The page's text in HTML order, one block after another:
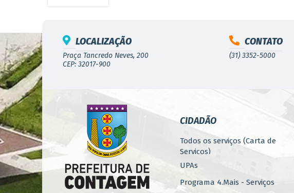
LOCALIZAÇÃO
Praça Tancredo Neves, 200
CEP: 32017-900
CONTATO
(31) 3352-5000
CIDADÃO
Todos os serviços (Carta de
Serviços)
UPAs
Programa 4.Mais - Serviços